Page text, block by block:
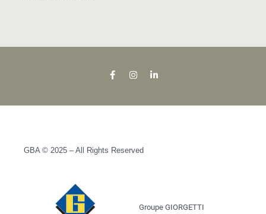
GBA © 2025 – All Rights Reserved
Groupe GIORGETTI